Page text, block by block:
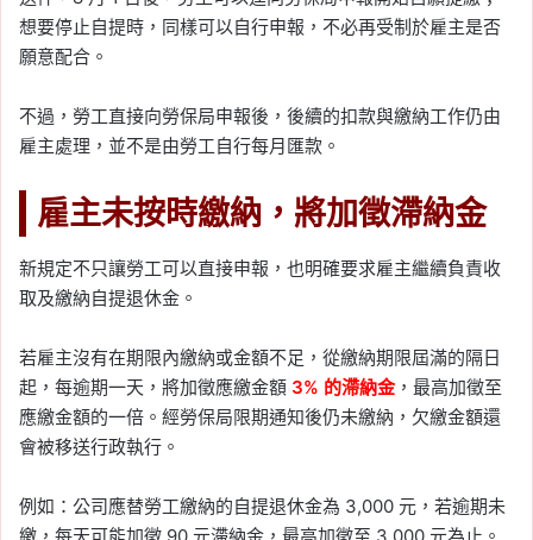
想要停止自提時，同樣可以自行申報，不必再受制於雇主是否
願意配合。
不過，勞工直接向勞保局申報後，後續的扣款與繳納工作仍由
雇主處理，並不是由勞工自行每月匯款。
雇主未按時繳納，將加徵滯納金
新規定不只讓勞工可以直接申報，也明確要求雇主繼續負責收
取及繳納自提退休金。
若雇主沒有在期限內繳納或金額不足，從繳納期限屆滿的隔日
起，每逾期一天，將加徵應繳金額 3% 的滯納金，最高加徵至
應繳金額的一倍。經勞保局限期通知後仍未繳納，欠繳金額還
會被移送行政執行。
例如：公司應替勞工繳納的自提退休金為 3,000 元，若逾期未